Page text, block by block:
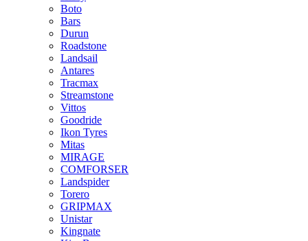
Boto
Bars
Durun
Roadstone
Landsail
Antares
Tracmax
Streamstone
Vittos
Goodride
Ikon Tyres
Mitas
MIRAGE
COMFORSER
Landspider
Torero
GRIPMAX
Unistar
Kingnate